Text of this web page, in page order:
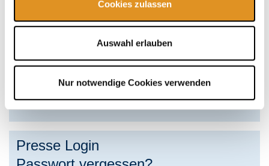
Cookies zulassen
Auswahl erlauben
Nur notwendige Cookies verwenden
Außergewöhnliche Übernachtungen und
gehobene Kulinarik im Urlaubsparadies Hotel
Victory Therme Erding
Nachhaltigkeit in der Therme Erding
Presse Login